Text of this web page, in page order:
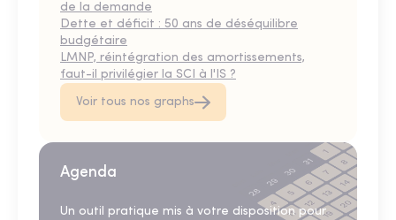
de la demande
Dette et déficit : 50 ans de déséquilibre
budgétaire
LMNP, réintégration des amortissements,
faut-il privilégier la SCI à l'IS ?
Voir tous nos graphs
Agenda
Un outil pratique mis à votre disposition pour